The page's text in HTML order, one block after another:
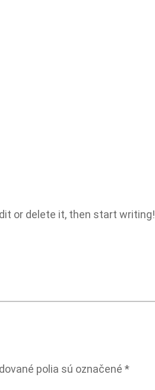
or delete it, then start writing!
polia sú označené *